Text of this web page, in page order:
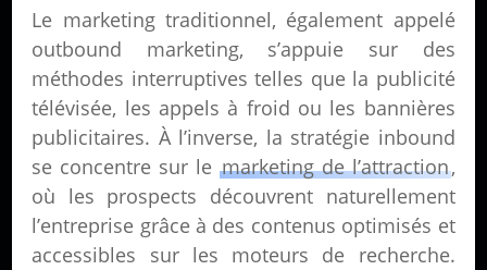
Le marketing traditionnel, également appelé
outbound marketing, s’appuie sur des
méthodes interruptives telles que la publicité
télévisée, les appels à froid ou les bannières
publicitaires. À l’inverse, la stratégie inbound
se concentre sur lemarketing de l’attraction,
où les prospects découvrent naturellement
l’entreprise grâce à des contenus optimisés et
accessibles sur les moteurs de recherche.